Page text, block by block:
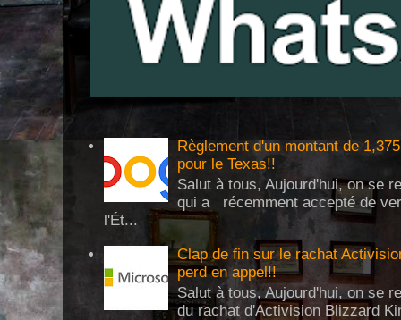
Règlement d'un montant de
pour le Texas!!
Salut à tous, Aujourd'hui, on se
qui a récemment accepté de
l'Ét...
Clap de fin sur le rachat
perd en appel!!
Salut à tous, Aujourd'hui, on se
du rachat d'Activision Blizzard